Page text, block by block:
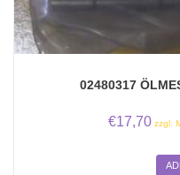
02480317
€17,70 zzgl.